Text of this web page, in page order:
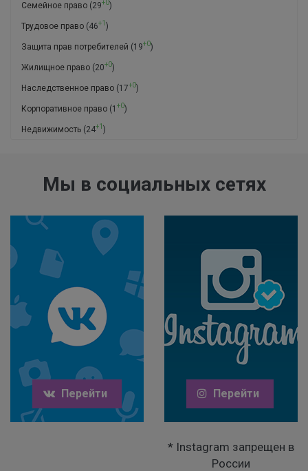
Семейное право (29+0)
Трудовое право (46+1 )
Защита прав потребителей (19+0)
Жилищное право (20+0)
Наследственное право (17+0)
Корпоративное право (1 +0)
Недвижимость (24+1 )
Мы в социальных сетях
Перейти Перейти
* Instagram запрещен в
России